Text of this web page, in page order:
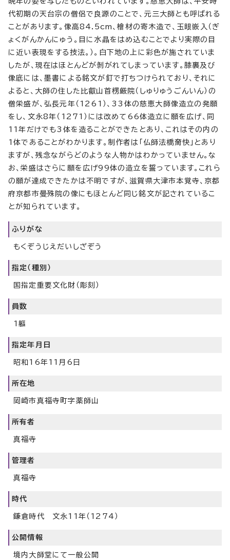
代初期の天台宗の僧侶で良源のことで、元三大師とも呼ばれる
ことがあります。像高84.5cm、檜材の寄木造で、玉眼嵌入（ぎ
ょくがんかんにゅう。目に水晶をはめ込むことでより実際の目
に近い表現をする技法。）。白下地の上に彩色が施されていま
したが、現在はほとんどが剝がれてしまっています。膝裏及び
像底には、墨書による銘文が釘で打ちつけられており、それに
よると、大師の住した比叡山首楞厳院（しゅりゅうごんいん）の
僧栄盛が、弘長元年（1261）、33体の慈恵大師像造立の発願
をし、文永8年（1271）には改めて66体造立に願を広げ、同
11年だけでも3体を造ることができたとあり、これはその内の
1体であることがわかります。制作者は「仏師法橋奝快」とあり
ますが、残念ながらどのような人物かはわかっていません。な
お、栄盛はさらに願を広げ99体の造立を誓っています。これら
の願が達成できたかは不明ですが、滋賀県大津市本覚寺、京都
府京都市曼殊院の像にもほとんど同じ銘文が記されているこ
とが知られています。
ふりがな
もくぞうじえだいしざぞう
指定（種別）
国指定重要文化財（彫刻）
員数
1軀
指定年月日
昭和16年11月6日
所在地
岡崎市真福寺町字薬師山
所有者
真福寺
管理者
真福寺
時代
鎌倉時代 文永11年（1274）
公開情報
境内大師堂にて一般公開